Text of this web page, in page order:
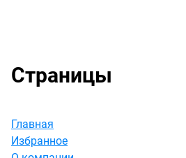
Страницы
Главная
Избранное